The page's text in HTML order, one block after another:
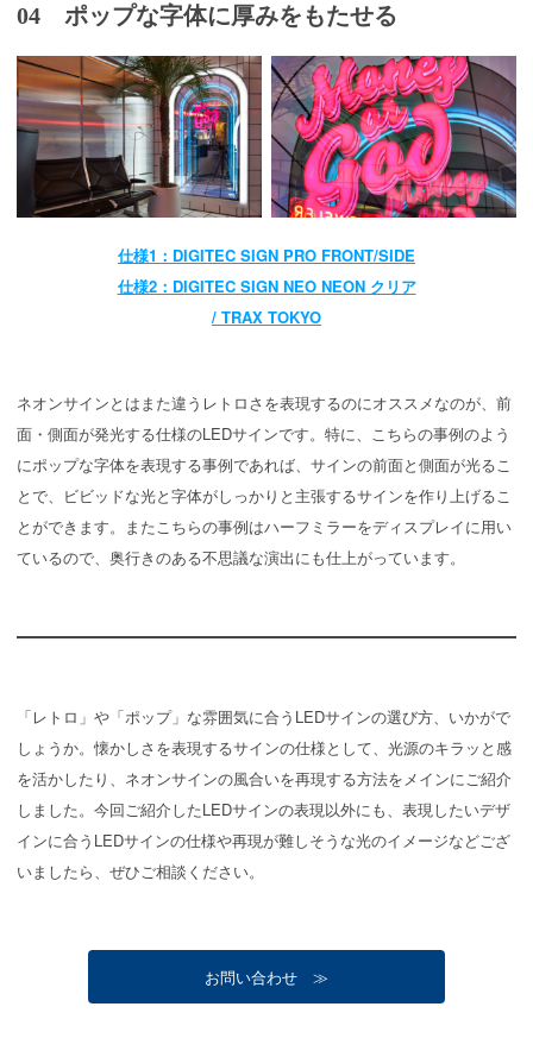
04 ポップな字体に厚みをもたせる
仕様1：DIGITEC SIGN PRO FRONT/SIDE
仕様2：DIGITEC SIGN NEO NEON クリア
/ TRAX TOKYO
ネオンサインとはまた違うレトロさを表現するのにオススメなのが、前
面・側面が発光する仕様のLEDサインです。特に、こちらの事例のよう
にポップな字体を表現する事例であれば、サインの前面と側面が光るこ
とで、ビビッドな光と字体がしっかりと主張するサインを作り上げるこ
とができます。またこちらの事例はハーフミラーをディスプレイに用い
ているので、奥行きのある不思議な演出にも仕上がっています。
「レトロ」や「ポップ」な雰囲気に合うLEDサインの選び方、いかがで
しょうか。懐かしさを表現するサインの仕様として、光源のキラッと感
を活かしたり、ネオンサインの風合いを再現する方法をメインにご紹介
しました。今回ご紹介したLEDサインの表現以外にも、表現したいデザ
インに合うLEDサインの仕様や再現が難しそうな光のイメージなどござ
いましたら、ぜひご相談ください。
お問い合わせ ≫